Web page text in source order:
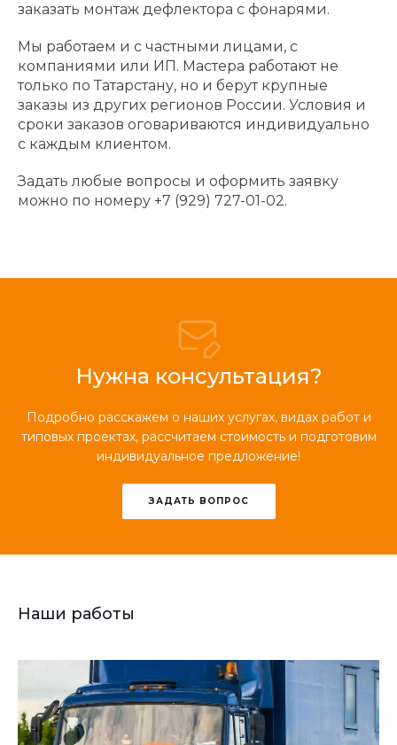
заказать монтаж дефлектора с фонарями.
Мы работаем и с частными лицами, с
компаниями или ИП. Мастера работают не
только по Татарстану, но и берут крупные
заказы из других регионов России. Условия и
сроки заказов оговариваются индивидуально
с каждым клиентом.
Задать любые вопросы и оформить заявку
можно по номеру +7 (929) 727-01-02.
Нужна консультация?
Подробно расскажем о наших услугах, видах работ и
типовых проектах, рассчитаем стоимость и подготовим
индивидуальное предложение!
ЗАДАТЬ ВОПРОС
Наши работы